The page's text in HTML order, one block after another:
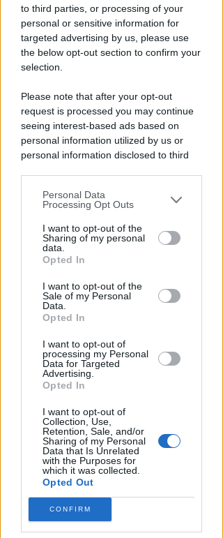
to third parties, or processing of your
personal or sensitive information for
targeted advertising by us, please use
the below opt-out section to confirm your
selection.
Please note that after your opt-out
request is processed you may continue
seeing interest-based ads based on
personal information utilized by us or
personal information disclosed to third
You may separately opt-out of the further
disclosure of your personal information
by third parties on the IAB’s list of
downstream participants.
by us to third parties on the IAB’s List of
Downstream Participants that may
further disclose it to other third parties.
Personal Data
Processing Opt Outs
I want to opt-out of the
Sharing of my personal
data.
Opted In
I want to opt-out of the
Sale of my Personal
Data.
Opted In
I want to opt-out of
processing my Personal
Data for Targeted
Advertising.
Opted In
I want to opt-out of
Collection, Use,
Retention, Sale, and/or
Sharing of my Personal
Data that Is Unrelated
with the Purposes for
which it was collected.
Opted Out
CONFIRM
Borseggi sul Metromare, ladri
arrestati grazie all'occhio
esperto di un agente
diLamberto Abbati
OSSERVATORIO CGIL INCA
Allarme infortuni sul lavoro a
Rimini: +13% nel primo semestre
dell'anno
Redazione